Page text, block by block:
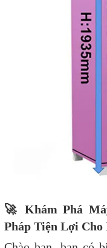
🚀 Khám Phá
Pháp Tiện Lợi